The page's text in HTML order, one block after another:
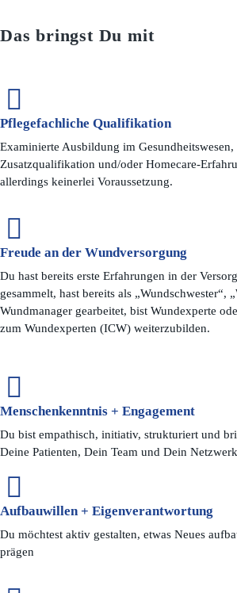
Das bringst Du mit
Pflegefachliche Qualifikation
Examinierte Ausbildung im
Zusatzqualifikation und/oder Homecare-
allerdings keinerlei Voraussetzung.
Freude an der Wundversorgung
Du hast bereits erste Erfahrungen in der
gesammelt, hast bereits als „Wundschwester“,
Wundmanager gearbeitet, bist Wundexperte
zum Wundexperten (ICW) weiterzubilden.
Menschenkenntnis + Engagement
Du bist empathisch, initiativ, strukturiert und
Deine Patienten, Dein Team und Dein
Aufbauwillen + Eigenverantwortung
Du möchtest aktiv gestalten, etwas Neues
prägen